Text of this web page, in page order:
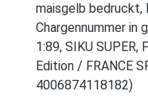
maisgelb bedruckt,
Chargennummer in
1:89, SIKU
Edition / FRANCE
4006874118182)